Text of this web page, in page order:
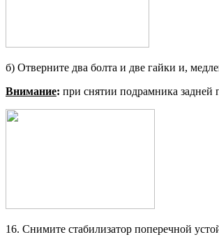
б) Отверните два болта и две гайки и,
Внимание: при снятии подрамника задней
16. Снимите стабилизатор поперечной